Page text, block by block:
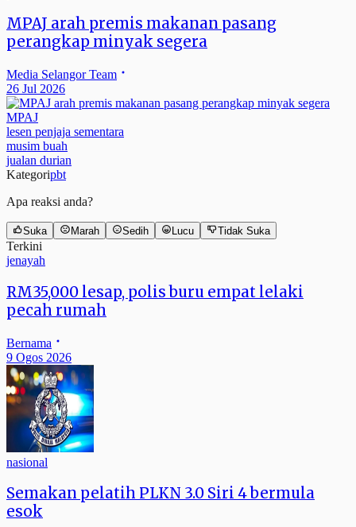
MPAJ arah premis makanan pasang
perangkap minyak segera
Media Selangor Team
26 Jul 2026
MPAJ
lesen penjaja sementara
musim buah
jualan durian
Kategoripbt
Apa reaksi anda?
Suka Marah Sedih Lucu Tidak Suka
Terkini
jenayah
RM35,000 lesap, polis buru empat lelaki
pecah rumah
Bernama
9 Ogos 2026
nasional
Semakan pelatih PLKN 3.0 Siri 4 bermula
esok